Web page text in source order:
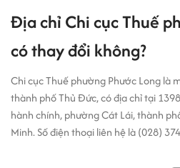
Địa chỉ Chi cục Thuế
có thay đổi không?
Chi cục Thuế phường Phước Long là
thành phố Thủ Đức, có địa chỉ tại
hành chính, phường Cát Lái, thành
Minh. Số điện thoại liên hệ là (028)